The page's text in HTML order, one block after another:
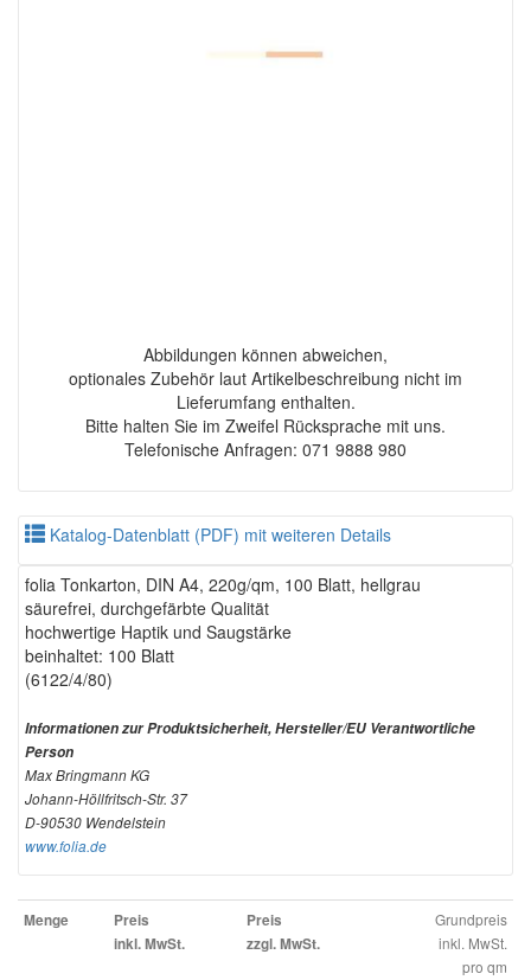
Abbildungen können abweichen,
optionales Zubehör laut Artikelbeschreibung nicht im
Lieferumfang enthalten.
Bitte halten Sie im Zweifel Rücksprache mit uns.
Telefonische Anfragen: 071 9888 980
Katalog-Datenblatt (PDF) mit weiteren Details
folia Tonkarton, DIN A4, 220g/qm, 100 Blatt, hellgrau
säurefrei, durchgefärbte Qualität
hochwertige Haptik und Saugstärke
beinhaltet: 100 Blatt
(6122/4/80)
Informationen zur Produktsicherheit, Hersteller/EU Verantwortliche
Person
Max Bringmann KG
Johann-Höllfritsch-Str. 37
D-90530 Wendelstein
www.folia.de
Menge
Preis
inkl. MwSt.
Preis
zzgl. MwSt.
Grundpreis
inkl. MwSt.
pro qm